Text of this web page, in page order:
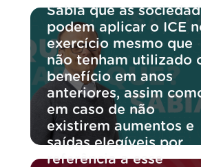
Sabia que as
podem aplicar o ICE
exercício mesmo que
não tenham utilizado
benefício em anos
anteriores, assim
em caso de não
existirem aumentos e
saídas elegíveis por
referência a esse